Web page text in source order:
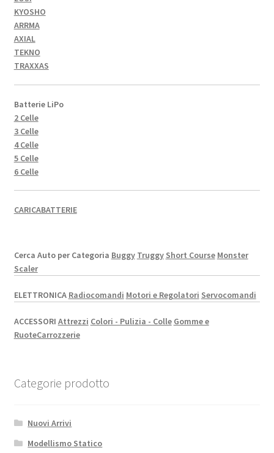
KYOSHO
ARRMA
AXIAL
TEKNO
TRAXXAS
Batterie LiPo
2 Celle
3 Celle
4 Celle
5 Celle
6 Celle
CARICABATTERIE
Cerca Auto per Categoria Buggy Truggy Short Course Monster
Scaler
ELETTRONICA Radiocomandi Motori e Regolatori Servocomandi
ACCESSORI Attrezzi Colori - Pulizia - Colle Gomme e
RuoteCarrozzerie
Categorie prodotto
Nuovi Arrivi
Modellismo Statico